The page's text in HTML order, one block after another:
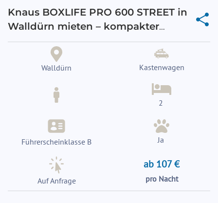
Knaus BOXLIFE PRO 600 STREET in
Walldürn mieten – kompakter
Walldürn Kastenwagen
2
Führerscheinklasse B Ja
Auf Anfrage
ab 107 €
pro Nacht